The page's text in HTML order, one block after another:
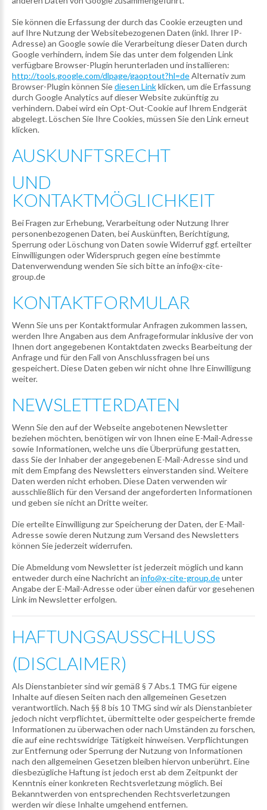
Sie können die Erfassung der durch das Cookie erzeugten und
auf Ihre Nutzung der Websitebezogenen Daten (inkl. Ihrer IP-
Adresse) an Google sowie die Verarbeitung dieser Daten durch
Google verhindern, indem Sie das unter dem folgenden Link
verfügbare Browser-Plugin herunterladen und installieren:
http://tools.google.com/dlpage/gaoptout?hl=deAlternativ zum
Browser-Plugin können Siediesen Linkklicken, um die Erfassung
durch Google Analytics auf dieser Website zukünftig zu
verhindern. Dabei wird ein Opt-Out-Cookie auf Ihrem Endgerät
abgelegt. Löschen Sie Ihre Cookies, müssen Sie den Link erneut
klicken.
AUSKUNFTSRECHT
UND
KONTAKTMÖGLICHKEIT
Bei Fragen zur Erhebung, Verarbeitung oder Nutzung Ihrer
personenbezogenen Daten, bei Auskünften, Berichtigung,
Sperrung oder Löschung von Daten sowie Widerruf ggf. erteilter
Einwilligungen oder Widerspruch gegen eine bestimmte
Datenverwendung wenden Sie sich bitte an info@x-cite-
group.de
KONTAKTFORMULAR
Wenn Sie uns per Kontaktformular Anfragen zukommen lassen,
werden Ihre Angaben aus dem Anfrageformular inklusive der von
Ihnen dort angegebenen Kontaktdaten zwecks Bearbeitung der
Anfrage und für den Fall von Anschlussfragen bei uns
gespeichert. Diese Daten geben wir nicht ohne Ihre Einwilligung
weiter.
NEWSLETTERDATEN
Wenn Sie den auf der Webseite angebotenen Newsletter
beziehen möchten, benötigen wir von Ihnen eine E-Mail-Adresse
sowie Informationen, welche uns die Überprüfung gestatten,
dass Sie der Inhaber der angegebenen E-Mail-Adresse sind und
mit dem Empfang des Newsletters einverstanden sind. Weitere
Daten werden nicht erhoben. Diese Daten verwenden wir
ausschließlich für den Versand der angeforderten Informationen
und geben sie nicht an Dritte weiter.
Die erteilte Einwilligung zur Speicherung der Daten, der E-Mail-
Adresse sowie deren Nutzung zum Versand des Newsletters
können Sie jederzeit widerrufen.
Die Abmeldung vom Newsletter ist jederzeit möglich und kann
entweder durch eine Nachricht an info@x-cite-group.deunter
Angabe der E-Mail-Adresse oder über einen dafür vor gesehenen
Link im Newsletter erfolgen.
HAFTUNGSAUSSCHLUSS
(DISCLAIMER)
Als Dienstanbieter sind wir gemäß § 7 Abs.1 TMG für eigene
Inhalte auf diesen Seiten nach den allgemeinen Gesetzen
verantwortlich. Nach §§ 8 bis 10 TMG sind wir als Dienstanbieter
jedoch nicht verpflichtet, übermittelte oder gespeicherte fremde
Informationen zu überwachen oder nach Umständen zu forschen,
die auf eine rechtswidrige Tätigkeit hinweisen. Verpflichtungen
zur Entfernung oder Sperrung der Nutzung von Informationen
nach den allgemeinen Gesetzen bleiben hiervon unberührt. Eine
diesbezügliche Haftung ist jedoch erst ab dem Zeitpunkt der
Kenntnis einer konkreten Rechtsverletzung möglich. Bei
Bekanntwerden von entsprechenden Rechtsverletzungen
werden wir diese Inhalte umgehend entfernen.